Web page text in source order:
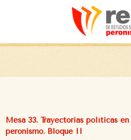
Mesa 33. Trayectorias políticas
peronismo. Bloque II